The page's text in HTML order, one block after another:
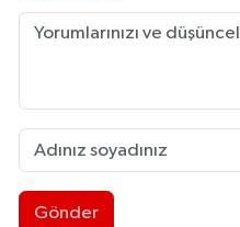
Gönder